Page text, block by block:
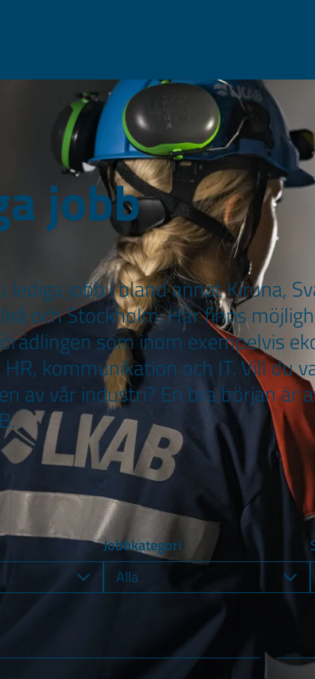
jobb
lediga jobb i bland annat Kiruna,
och Stockholm. Här finns
som inom exempelvis
kommunikation och IT. Vill du
av vår industri? En bra början är
Jobbkategori